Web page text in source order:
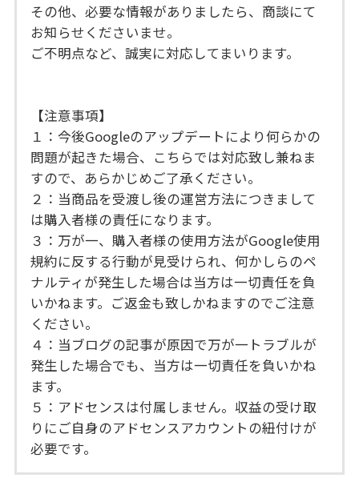
その他、必要な情報がありましたら、商談にて
お知らせくださいませ。
ご不明点など、誠実に対応してまいります。
【注意事項】
１：今後Googleのアップデートにより何らかの
問題が起きた場合、こちらでは対応致し兼ねま
すので、あらかじめご了承ください。
２：当商品を受渡し後の運営方法につきまして
は購入者様の責任になります。
３：万が一、購入者様の使用方法がGoogle使用
規約に反する行動が見受けられ、何かしらのペ
ナルティが発生した場合は当方は一切責任を負
いかねます。ご返金も致しかねますのでご注意
ください。
４：当ブログの記事が原因で万が一トラブルが
発生した場合でも、当方は一切責任を負いかね
ます。
５：アドセンスは付属しません。収益の受け取
りにご自身のアドセンスアカウントの紐付けが
必要です。